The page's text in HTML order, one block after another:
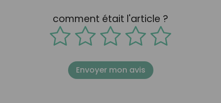
comment était l'article ?
Envoyer mon avis